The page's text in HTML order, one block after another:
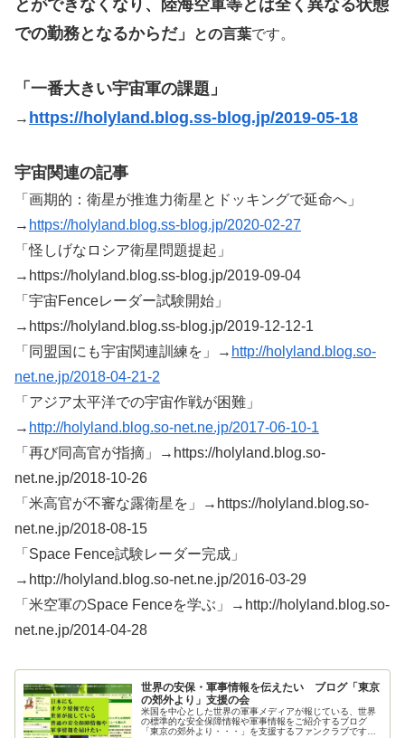
とができなくなり、陸海空軍等とは全く異なる状態
での勤務となるからだ」
との言葉です。
「一番大きい宇宙軍の課題」
→ https://holyland.blog.ss-blog.jp/2019-05-18
宇宙関連の記事
「画期的：衛星が推進力衛星とドッキングで延命へ」
→ https://holyland.blog.ss-blog.jp/2020-02-27
「怪しげなロシア衛星問題提起」
→https://holyland.blog.ss-blog.jp/2019-09-04
「宇宙Fenceレーダー試験開始」
→https://holyland.blog.ss-blog.jp/2019-12-12-1
「同盟国にも宇宙関連訓練を」→ http://holyland.blog.so-
net.ne.jp/2018-04-21-2
「アジア太平洋での宇宙作戦が困難」
→ http://holyland.blog.so-net.ne.jp/2017-06-10-1
「再び同高官が指摘」→https://holyland.blog.so-
net.ne.jp/2018-10-26
「米高官が不審な露衛星を」→https://holyland.blog.so-
net.ne.jp/2018-08-15
「Space Fence試験レーダー完成」
→http://holyland.blog.so-net.ne.jp/2016-03-29
「米空軍のSpace Fenceを学ぶ」→http://holyland.blog.so-
net.ne.jp/2014-04-28
世界の安保・軍事情報を伝えたい ブログ「東京
の郊外より」支援の会
米国を中心とした世界の軍事メディアが報じている、世界
の標準的な安全保障情報や軍事情報をご紹介するブログ
「東京の郊外より・・・」を支援するファンクラブです。